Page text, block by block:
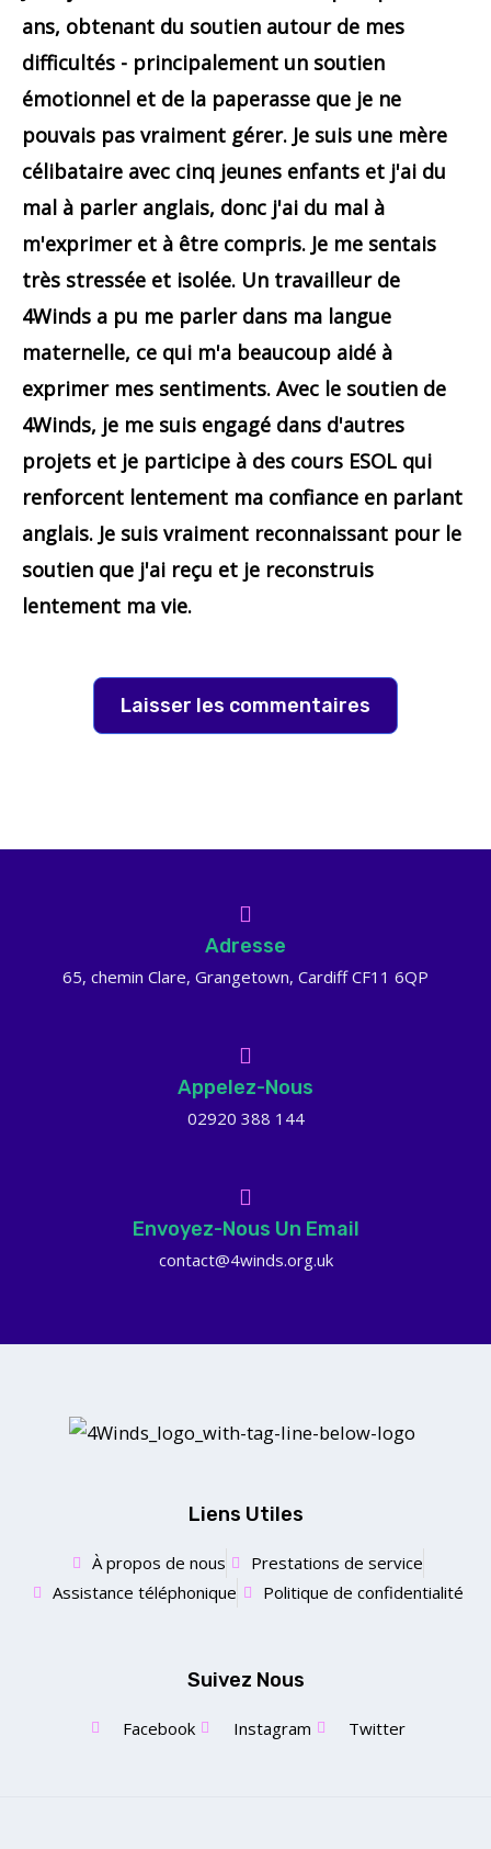
ans, obtenant du soutien autour de mes
difficultés - principalement un soutien
émotionnel et de la paperasse que je ne
pouvais pas vraiment gérer. Je suis une mère
célibataire avec cinq jeunes enfants et j'ai du
mal à parler anglais, donc j'ai du mal à
m'exprimer et à être compris. Je me sentais
très stressée et isolée. Un travailleur de
4Winds a pu me parler dans ma langue
maternelle, ce qui m'a beaucoup aidé à
exprimer mes sentiments. Avec le soutien de
4Winds, je me suis engagé dans d'autres
projets et je participe à des cours ESOL qui
renforcent lentement ma confiance en parlant
anglais. Je suis vraiment reconnaissant pour le
soutien que j'ai reçu et je reconstruis
lentement ma vie.
Laisser les commentaires
Adresse
65, chemin Clare, Grangetown, Cardiff CF11 6QP
Appelez-Nous
02920 388 144
Envoyez-Nous Un Email
contact@4winds.org.uk
Liens Utiles
À propos de nous
Prestations de service
Assistance téléphonique
Politique de confidentialité
Suivez Nous
Facebook Instagram Twitter